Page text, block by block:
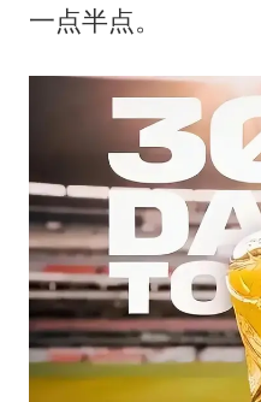
一点半点。